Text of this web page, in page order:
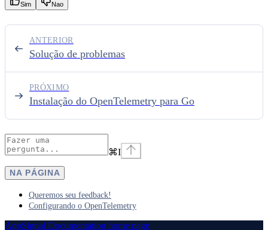
Sim Nao
Solução de problemas
ANTERIOR
Instalação do OpenTelemetry para Go
PRÓXIMO
⌘I
NA PÁGINA
Queremos seu feedback!
Configurando o OpenTelemetry
AppSignal Documentation home page